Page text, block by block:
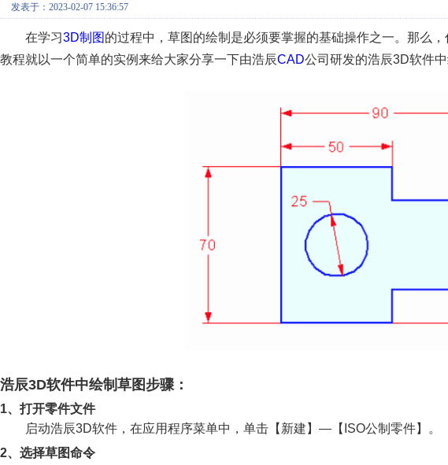
发表于：2023-02-07 15:36:57
在学习3D制图的过程中，草图的绘制是必须要掌握的基础操作之一。那么，
教程就以一个简单的实例来给大家分享一下由浩辰CAD公司研发的浩辰3D软件
浩辰3D软件中绘制草图步骤：
1、打开零件文件
启动浩辰3D软件，在应用程序菜单中，单击【新建】—【ISO公制零件】。
2、选择草图命令